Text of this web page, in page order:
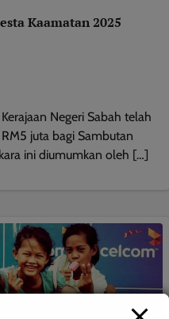
Kaamatan 2025
Negeri Sabah telah
juta bagi Sambutan
ini diumumkan oleh […]